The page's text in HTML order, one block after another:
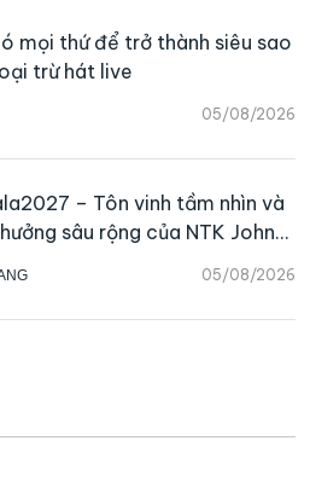
05/08/2026
mọi thứ để trở thành siêu sao
trừ hát live
05/08/2026
– Tôn vinh tầm nhìn và
sâu rộng của NTK John